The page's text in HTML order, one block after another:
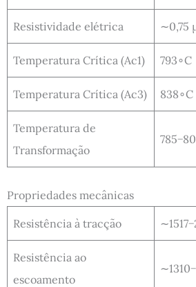
Resistividade elétrica ∼0,75
Temperatura Crítica (Ac1) 793∘C
Temperatura Crítica (Ac3) 838∘C
Temperatura de
Transformação
Propriedades mecânicas
Resistência à tracção
Resistência ao
escoamento